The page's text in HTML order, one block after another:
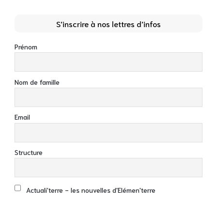
S’inscrire à nos lettres d’infos
Prénom
Nom de famille
Email
Structure
Actuali'terre - les nouvelles d'Elémen'terre